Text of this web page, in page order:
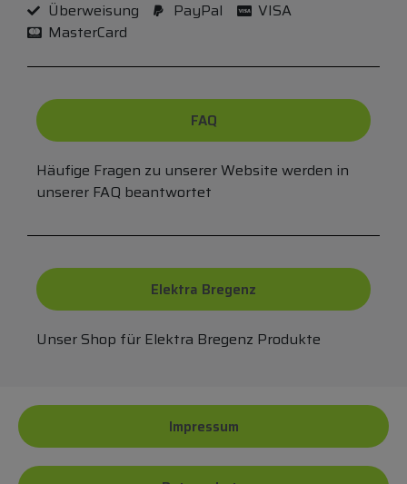
Überweisung
PayPal
VISA
MasterCard
FAQ
Häufige Fragen zu unserer Website werden in
unserer FAQ beantwortet
Elektra Bregenz
Unser Shop für Elektra Bregenz Produkte
Impressum